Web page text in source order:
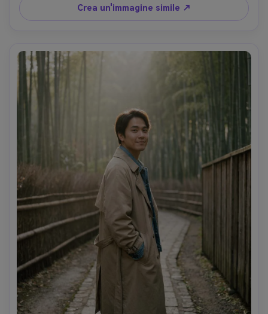
bassa, cornice a metà corpo, texture naturale della pelle,
classificazione cinematografica del colore verde,
Crea un'immagine simile ↗